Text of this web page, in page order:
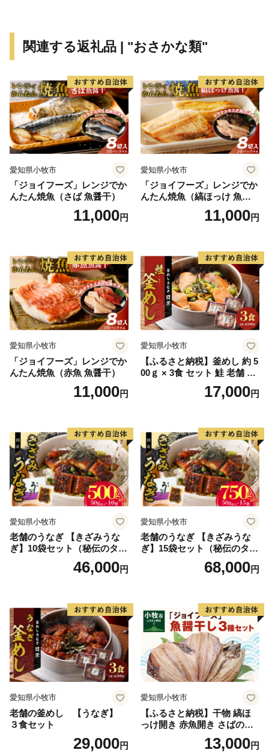
関連する返礼品 | "おさかな類"
愛知県小牧市
「ジョイフーズ」レンジでか
んたん焼魚（さば 魚醤干）
11,000円
愛知県小牧市
「ジョイフーズ」レンジでか
んたん焼魚（縞ほっけ 魚醤
11,000円
愛知県小牧市
「ジョイフーズ」レンジでか
んたん焼魚（赤魚 魚醤干）
11,000円
愛知県小牧市
【ふるさと納税】釜めし 約 5
00ｇ × 3食 セット 鮭 老舗 急
速冷凍 レンチン 時短 簡単調
理 食品 加工品 海鮮 手作り
り寄せグルメ 愛知県 小牧市
送料無料
17,000円
愛知県小牧市
老舗のうなぎ 【きざみうな
ぎ】10袋セット（秘伝のタレ
46,000円
愛知県小牧市
老舗のうなぎ 【きざみうな
ぎ】15袋セット（秘伝のタレ
68,000円
愛知県小牧市
老舗の釜めし 【うなぎ】
３食セット
29,000円
愛知県小牧市
【ふるさと納税】干物 縞ほ
っけ開き 赤魚開き さばの開
き 魚醤干し 3種 セット 詰め
合わせ 魚 おかず 肉厚 おいし
13,000円